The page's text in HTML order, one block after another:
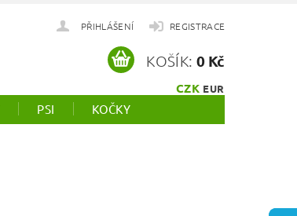
PŘIHLÁŠENÍ REGISTRACE
CZK EUR
KOŠÍK: 0 Kč
PSI KOČKY